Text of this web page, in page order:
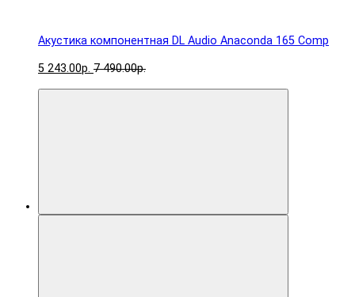
Акустика компонентная DL Audio Anaconda 165 Comp
5 243.00р. 7 490.00р.